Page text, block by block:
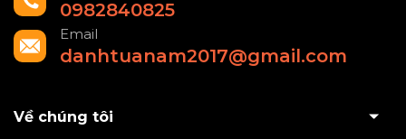
0982840825
Email
danhtuanam2017@gmail.com
Về chúng tôi